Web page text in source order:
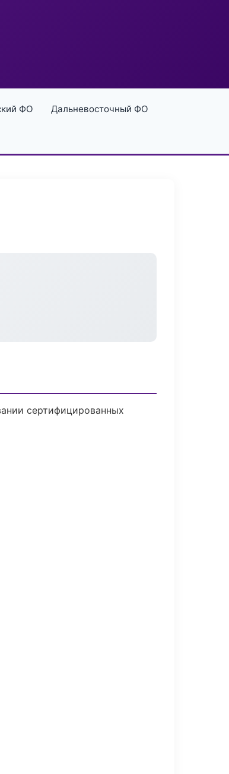
ФО Дальневосточный ФО
сертифицированных